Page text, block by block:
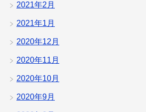
2021年2月
2021年1月
2020年12月
2020年11月
2020年10月
2020年9月